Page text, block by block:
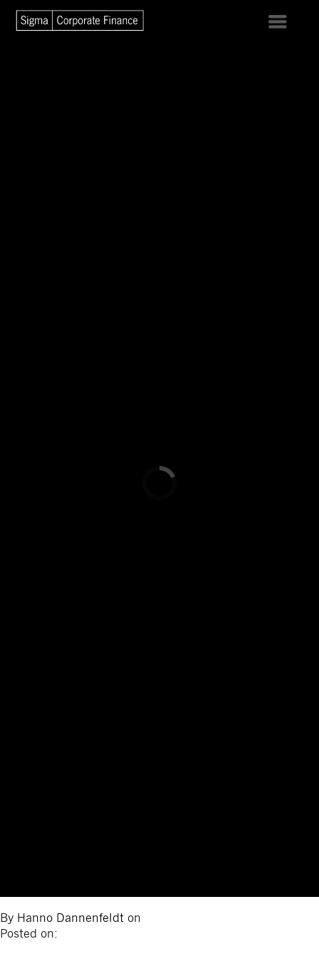
By Hanno Dannenfeldt on
Posted on: